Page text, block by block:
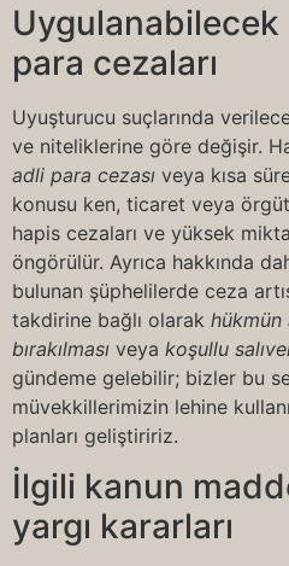
Uygulanabilecek
para cezaları
Uyuşturucu suçlarında
ve niteliklerine göre değişir.
adli para cezası veya kısa
konusu ken, ticaret veya
hapis cezaları ve yüksek
öngörülür. Ayrıca hakkında
bulunan şüphelilerde ceza
takdirine bağlı olarak hükmün
bırakılması veya koşullu
gündeme gelebilir; bizler bu
müvekkillerimizin lehine
planları geliştiririz.
İlgili kanun
yargı kararları